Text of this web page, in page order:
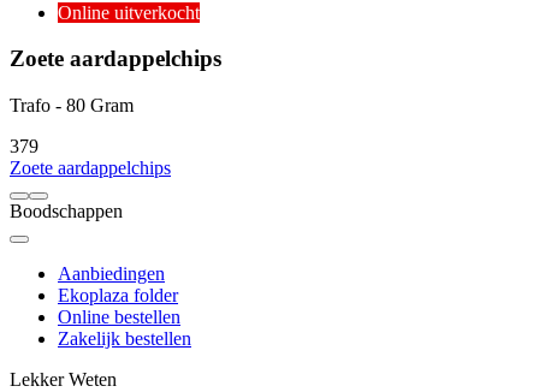
Online uitverkocht
Zoete aardappelchips
Trafo - 80 Gram
379
Zoete aardappelchips
Boodschappen
Aanbiedingen
Ekoplaza folder
Online bestellen
Zakelijk bestellen
Lekker Weten